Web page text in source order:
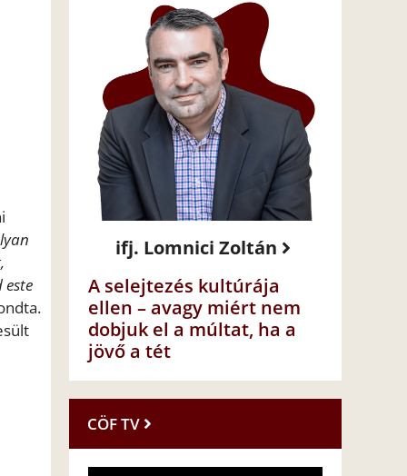
ifj. Lomnici Zoltán
A selejtezés kultúrája
ellen – avagy miért nem
dobjuk el a múltat, ha a
jövő a tét
CÖF TV